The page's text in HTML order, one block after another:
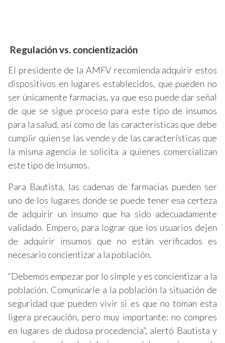
Regulación vs. concientización
El presidente de la AMFV recomienda adquirir estos
dispositivos en lugares establecidos, que pueden no
ser únicamente farmacias, ya que eso puede dar señal
de que se sigue proceso para este tipo de insumos
para la salud, así como de las características que debe
cumplir quien se las vende y de las características que
la misma agencia le solicita a quienes comercializan
este tipo de insumos.
Para Bautista, las cadenas de farmacias pueden ser
uno de los lugares donde se puede tener esa certeza
de adquirir un insumo que ha sido adecuadamente
validado. Empero, para lograr que los usuarios dejen
de adquirir insumos que no están verificados es
necesario concientizar a la población.
“Debemos empezar por lo simple y es concientizar a la
población. Comunicarle a la población la situación de
seguridad que pueden vivir si es que no toman esta
ligera precaución, pero muy importante: no compres
en lugares de dudosa procedencia”, alertó Bautista y